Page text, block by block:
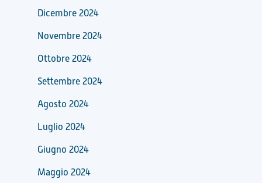
Dicembre 2024
Novembre 2024
Ottobre 2024
Settembre 2024
Agosto 2024
Luglio 2024
Giugno 2024
Maggio 2024